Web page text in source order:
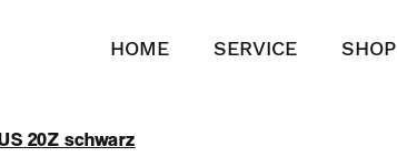
HOME SERVICE SHOP
20Z schwarz